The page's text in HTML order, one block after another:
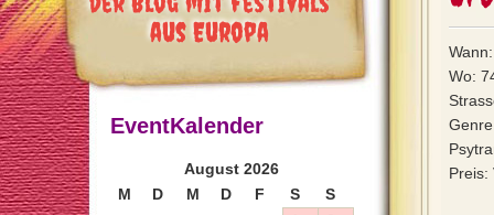
aus Europa
Wo:
Preis:
EventKalender
August 2026
M
D M D F S S